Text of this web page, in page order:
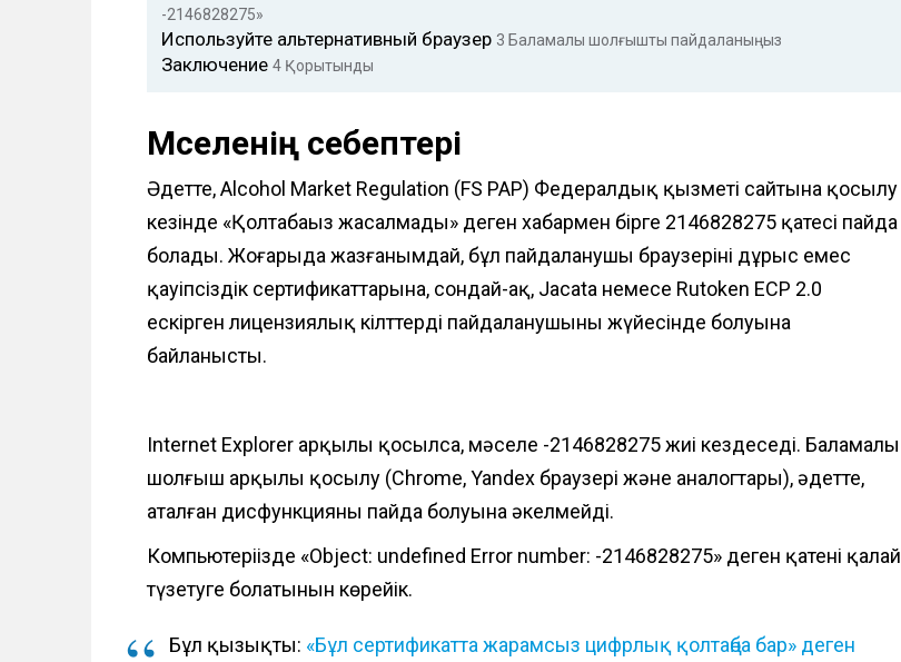
-2146828275»
Используйте альтернативный браузер 3 Баламалы шолғышты пайдаланыңыз
Заключение 4 Қорытынды
Мәселенің себептері
Әдетте, Alcohol Market Regulation (FS PAP) Федералдық қызметі сайтына қосылу
кезінде «Қолтаңбаңыз жасалмады» деген хабармен бірге 2146828275 қатесі пайда
болады. Жоғарыда жазғанымдай, бұл пайдаланушы браузерінің дұрыс емес
қауіпсіздік сертификаттарына, сондай-ақ, Jacata немесе Rutoken ECP 2.0
ескірген лицензиялық кілттерді пайдаланушының жүйесінде болуына
байланысты.
Internet Explorer арқылы қосылса, мәселе -2146828275 жиі кездеседі. Баламалы
шолғыш арқылы қосылу (Chrome, Yandex браузері және аналогтары), әдетте,
аталған дисфункцияның пайда болуына әкелмейді.
Компьютеріңізде «Object: undefined Error number: -2146828275» деген қатені қалай
түзетуге болатынын көрейік.
Бұл қызықты: «Бұл сертификатта жарамсыз цифрлық қолтаңба бар» деген